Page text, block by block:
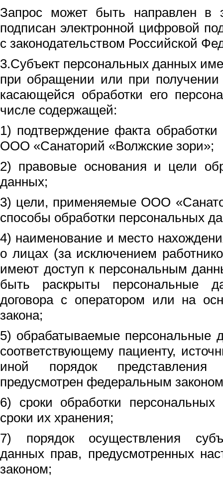
Запрос может быть направлен в
подписан электронной цифровой
с законодательством Российской
3.Субъект персональных данных
при обращении или при
касающейся обработки его
числе содержащей:
1) подтверждение факта
ООО «Санаторий «Волжские зори»;
2) правовые основания и цели
данных;
3) цели, применяемые ООО
способы обработки персональных
4) наименование и место
о лицах (за исключением
имеют доступ к персональным
быть раскрыты персональные
договора с оператором или на
закона;
5) обрабатываемые персональные
соответствующему пациенту,
иной порядок
предусмотрен федеральным
6) сроки обработки
сроки их хранения;
7) порядок осуществления
данных прав, предусмотренных
законом;